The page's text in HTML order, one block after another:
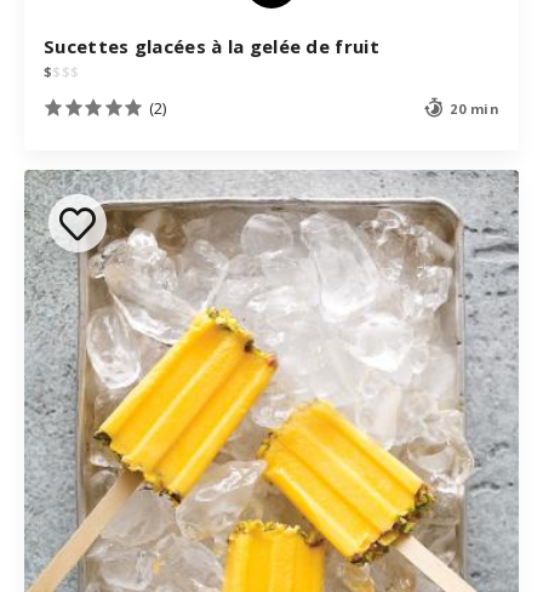
Sucettes glacées à la gelée de fruit
$$ $$
(2) 20 min